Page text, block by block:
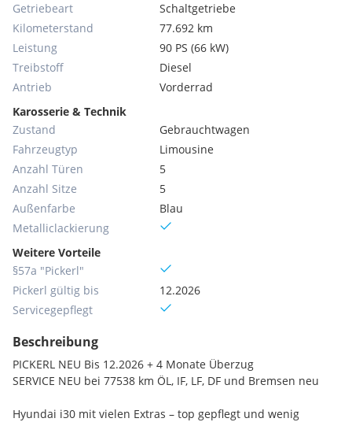
Getriebeart
Schaltgetriebe
Kilometerstand
77.692 km
Leistung
90 PS (66 kW)
Treibstoff
Diesel
Antrieb
Vorderrad
Karosserie & Technik
Zustand
Gebrauchtwagen
Fahrzeugtyp
Limousine
Anzahl Türen
5
Anzahl Sitze
5
Außenfarbe
Blau
Metallic­lackierung
Weitere Vorteile
§57a "Pickerl"
Pickerl gültig bis
12.2026
Servicegepflegt
Beschreibung
PICKERL NEU Bis 12.2026 + 4 Monate Überzug
SERVICE NEU bei 77538 km ÖL, IF, LF, DF und Bremsen neu
Hyundai i30 mit vielen Extras – top gepflegt und wenig